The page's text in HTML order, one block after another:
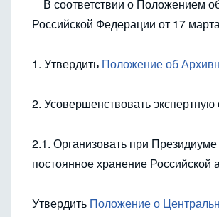
В соответствии о Положением
Российской Федерации от 17
1. Утвердить Положение об
2. Усовершенствовать
2.1. Организовать при
постоянное хранение Российской
Утвердить Положение о